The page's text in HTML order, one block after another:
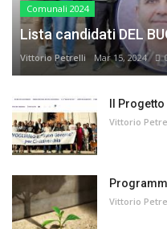
Comunali 2024
Lista candidati DEL
Vittorio Petrelli Mar 15, 2024
Il
Vittorio
Vittorio